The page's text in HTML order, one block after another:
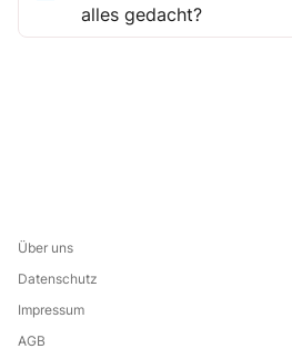
alles gedacht?
Über uns
Datenschutz
Impressum
AGB